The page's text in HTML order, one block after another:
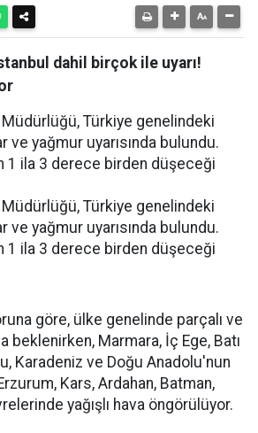
dahil birçok ile uyarı!
Türkiye genelindeki
ve yağmur uyarısında bulundu.
1 ila 3 derece birden düşeceği
Türkiye genelindeki
ve yağmur uyarısında bulundu.
1 ila 3 derece birden düşeceği
göre, ülke genelinde parçalı ve
beklenirken, Marmara, İç Ege, Batı
Karadeniz ve Doğu Anadolu'nun
Kars, Ardahan, Batman,
yağışlı hava öngörülüyor.